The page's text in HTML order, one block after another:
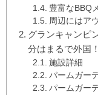
豊富なBBQ
周辺にはア
グランキャンピ
分はまるで外国！
施設詳細
パームガー
パームガー